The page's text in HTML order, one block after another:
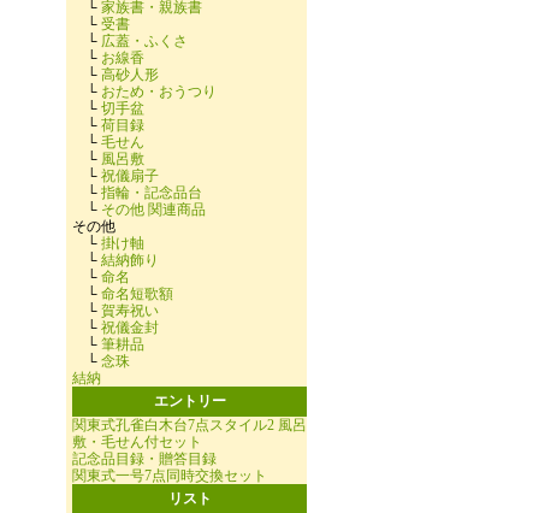
└ 家族書・親族書
└ 受書
└ 広蓋・ふくさ
└ お線香
└ 高砂人形
└ おため・おうつり
└ 切手盆
└ 荷目録
└ 毛せん
└ 風呂敷
└ 祝儀扇子
└ 指輪・記念品台
└ その他 関連商品
その他
└ 掛け軸
└ 結納飾り
└ 命名
└ 命名短歌額
└ 賀寿祝い
└ 祝儀金封
└ 筆耕品
└ 念珠
結納
エントリー
関東式孔雀白木台7点スタイル2 風呂
敷・毛せん付セット
記念品目録・贈答目録
関東式一号7点同時交換セット
リスト